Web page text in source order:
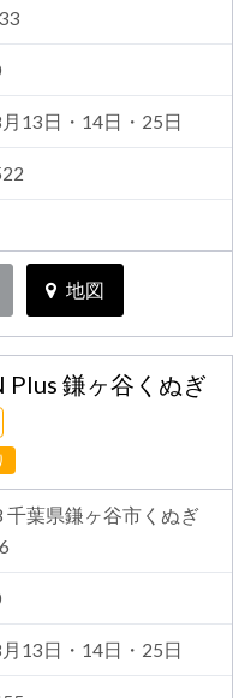
13日・14日・25日
地図
鎌ヶ谷くぬぎ
千葉県鎌ヶ谷市くぬぎ
13日・14日・25日